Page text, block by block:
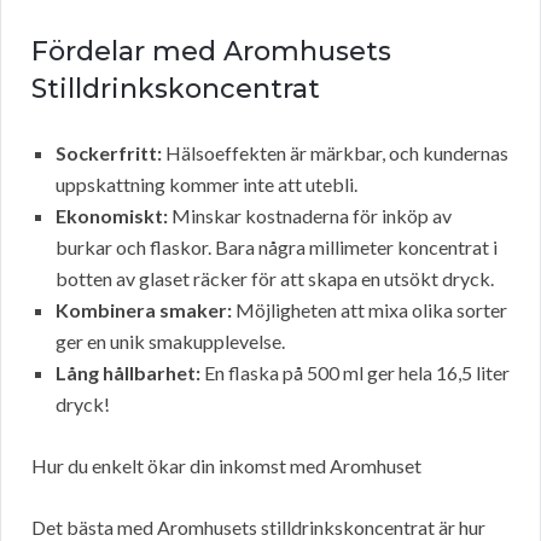
Fördelar med Aromhusets
Stilldrinkskoncentrat
Sockerfritt: Hälsoeffekten är märkbar, och kundernas
uppskattning kommer inte att utebli.
Ekonomiskt: Minskar kostnaderna för inköp av
burkar och flaskor. Bara några millimeter koncentrat i
botten av glaset räcker för att skapa en utsökt dryck.
Kombinera smaker: Möjligheten att mixa olika sorter
ger en unik smakupplevelse.
Lång hållbarhet: En flaska på 500 ml ger hela 16,5 liter
dryck!
Hur du enkelt ökar din inkomst med Aromhuset
Det bästa med Aromhusets stilldrinkskoncentrat är hur